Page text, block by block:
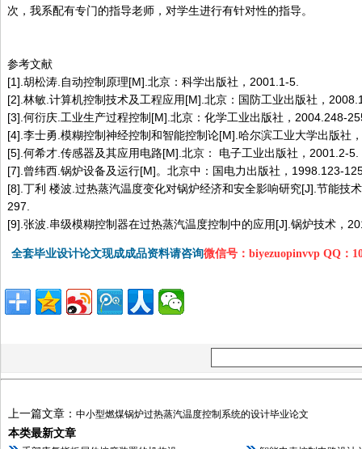
次，我系配有专门的指导老师，对学生进行有针对性的指导。
参考文献
[1].胡松涛.自动控制原理[M].北京：科学出版社，2001.1-5.
[2].林敏.计算机控制技术及工程应用[M].北京：国防工业出版社，
[3].何衍庆.工业生产过程控制[M].北京：化学工业出版社，2004.248-
[4].李士勇.模糊控制神经控制和智能控制论[M].哈尔滨工业大学出版社
[5].何希才.传感器及其应用电路[M].北京： 电子工业出版社，2001.2-5.
[7].曾纬西.锅炉设备及运行[M]。北京中：国电力出版社，1998.123-
[8].丁利 楼波.过热蒸汽温度变化对锅炉经济和安全影响研究[J].节能技
297.
[9].张波.串级模糊控制器在过热蒸汽温度控制中的应用[J].锅炉技术，
全套毕业设计论文现成成品资料请咨询微信号：biyezuopinvvp QQ
上一篇文章： 中小型燃煤锅炉过热蒸汽温度控制系统的设计毕业论文
本类最新文章